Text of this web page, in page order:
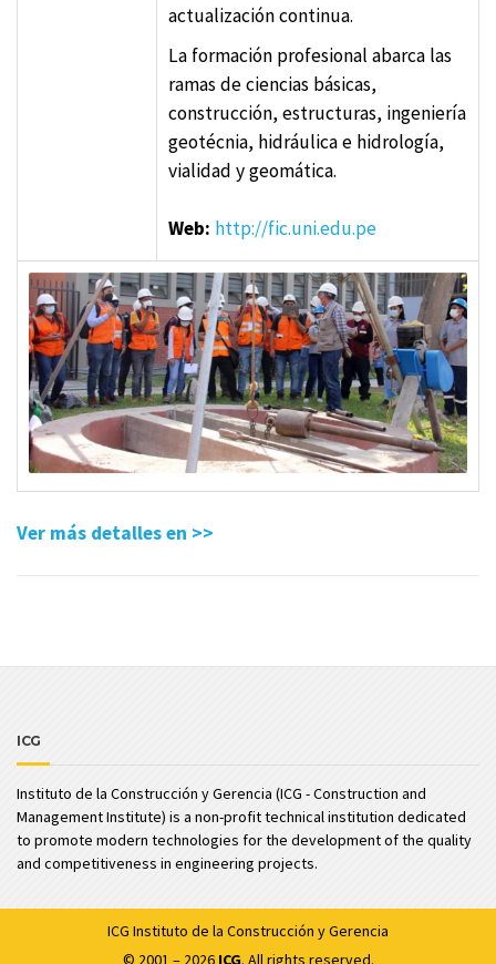
actualización continua.
La formación profesional abarca las
ramas de ciencias básicas,
construcción, estructuras, ingeniería
geotécnia, hidráulica e hidrología,
vialidad y geomática.
Web: http://fic.uni.edu.pe
Ver más detalles en >>
ICG
Instituto de la Construcción y Gerencia (ICG - Construction and
Management Institute) is a non-profit technical institution dedicated
to promote modern technologies for the development of the quality
and competitiveness in engineering projects.
ICG Instituto de la Construcción y Gerencia